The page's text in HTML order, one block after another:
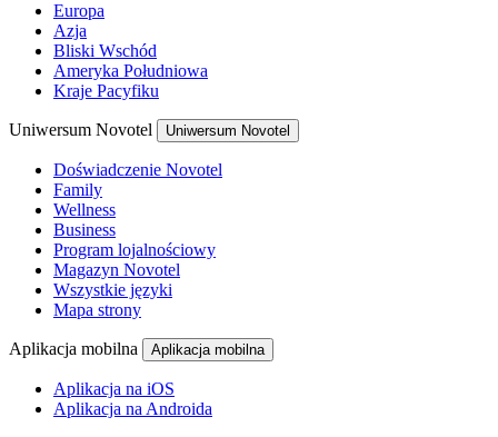
Europa
Azja
Bliski Wschód
Ameryka Południowa
Kraje Pacyfiku
Uniwersum Novotel Uniwersum Novotel
Doświadczenie Novotel
Family
Wellness
Business
Program lojalnościowy
Magazyn Novotel
Wszystkie języki
Mapa strony
Aplikacja mobilna Aplikacja mobilna
Aplikacja na iOS
Aplikacja na Androida